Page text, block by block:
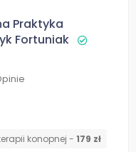
Praktyka
Fortuniak
konopnej - 179 zł